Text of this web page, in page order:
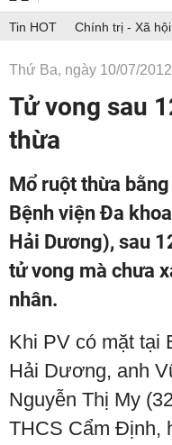
Tin HOT Chính trị - Xã hội
Thứ Ba, ngày 10/07/
Tử vong sau
thừa
Mổ ruột thừa
Bệnh viện Đa
Hải Dương), sau
tử vong mà chưa
nhân.
Khi PV có mặt tại
Hải Dương, anh
Nguyễn Thị My
THCS Cẩm Định,